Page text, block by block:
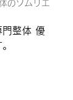
のソムリエ
門整体 優